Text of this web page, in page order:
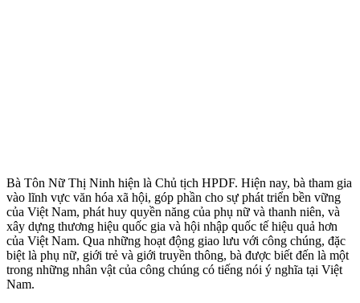
Bà Tôn Nữ Thị Ninh hiện là Chủ tịch HPDF. Hiện nay, bà tham gia
vào lĩnh vực văn hóa xã hội, góp phần cho sự phát triển bền vững
của Việt Nam, phát huy quyền năng của phụ nữ và thanh niên, và
xây dựng thương hiệu quốc gia và hội nhập quốc tế hiệu quả hơn
của Việt Nam. Qua những hoạt động giao lưu với công chúng, đặc
biệt là phụ nữ, giới trẻ và giới truyền thông, bà được biết đến là một
trong những nhân vật của công chúng có tiếng nói ý nghĩa tại Việt
Nam.